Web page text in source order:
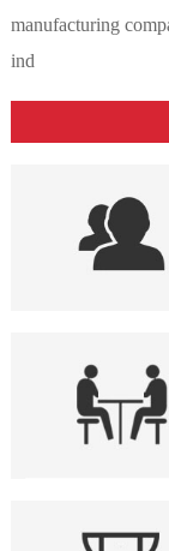
manufacturing
ind